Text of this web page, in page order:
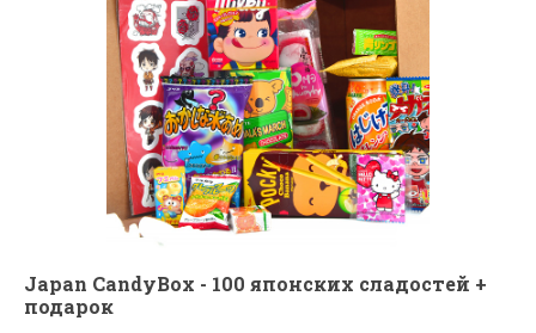
Japan CandyBox - 100 японских сладостей +
подарок